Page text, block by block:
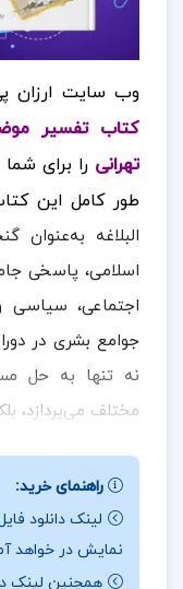
وب سایت ارزان
کتاب تفسیر
تهرانی را برای
طور کامل این
البلاغه به‌عنوان
اسلامی، پاسخی
اجتماعی، سیاسی
جوامع بشری در
نه تنها به حل
مختلف می‌پردازد،
بهره‌مند شوند.در
نقد و بررسی
مصطفی دلشاد
راهنمای خرید:
لینک دانلود
نمایش در خواهد
همچنین لینک